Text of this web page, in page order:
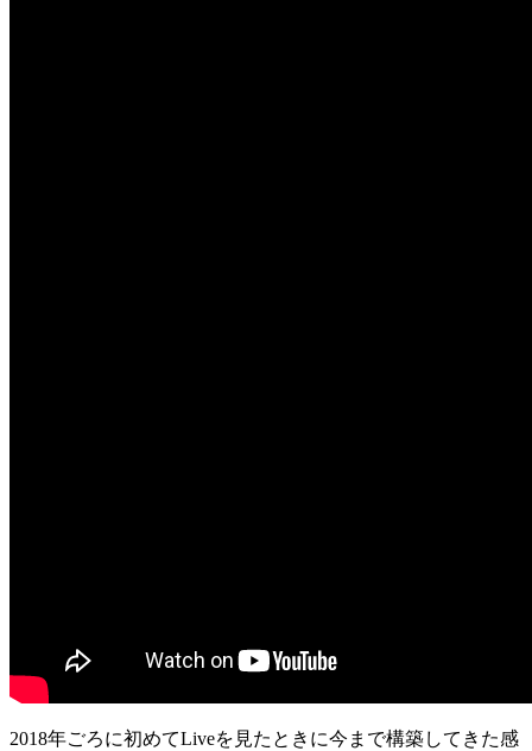
2018年ごろに初めてLiveを見たときに今まで構築してきた感